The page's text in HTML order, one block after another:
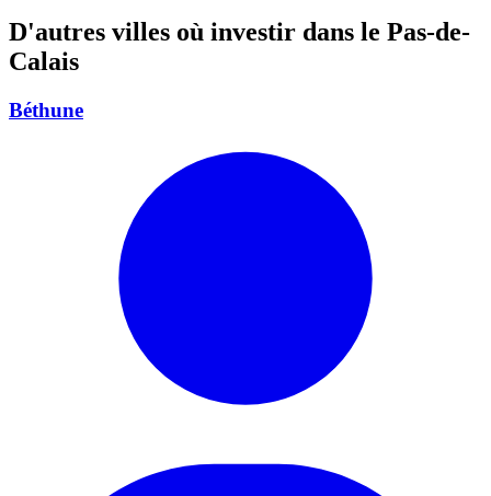
D'autres villes où investir dans le Pas-de-
Calais
Béthune